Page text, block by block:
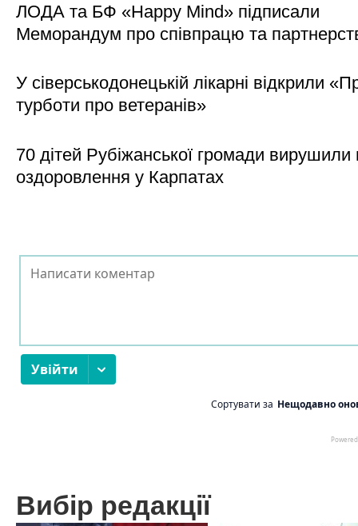
ЛОДА та БФ «Happy Mind» підписали
Меморандум про співпрацю та
У сіверськодонецькій лікарні відкрили
турботи про ветеранів»
70 дітей Рубіжанської громади вирушили
оздоровлення у Карпатах
Вибір редакції